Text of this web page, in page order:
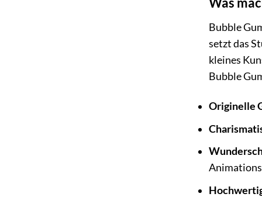
Bubble
setzt das
kleines
Bubble
Originelle